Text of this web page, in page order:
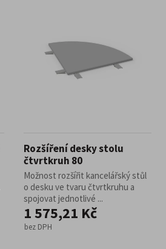
Transportní lůžka
Rozšíření desky stolu
čtvrtkruh 80
Možnost rozšířit kancelářský stůl
o desku ve tvaru čtvrtkruhu a
spojovat jednotlivé ...
1 575,21 Kč
bez DPH